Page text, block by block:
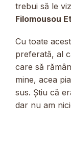
trebui să le
Filomousou
Cu toate
preferată, al
care să
mine, acea
sus. Știu că
dar nu am